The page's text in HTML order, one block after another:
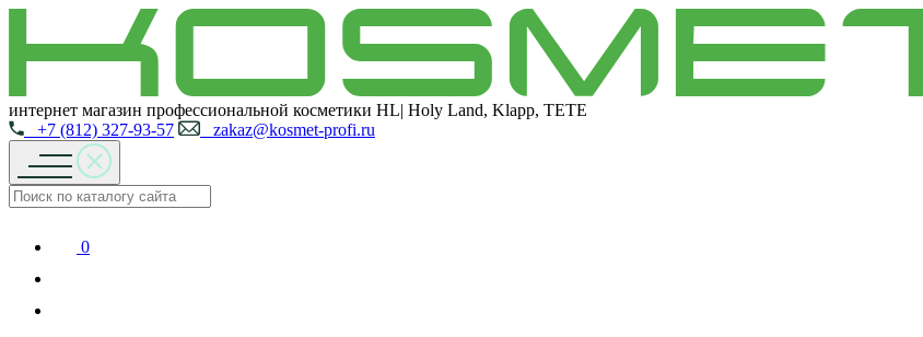
интернет магазин профессиональной косметики HL| Holy Land, Klapp, TETE
+7 (812) 327-93-57
zakaz@kosmet-profi.ru
0